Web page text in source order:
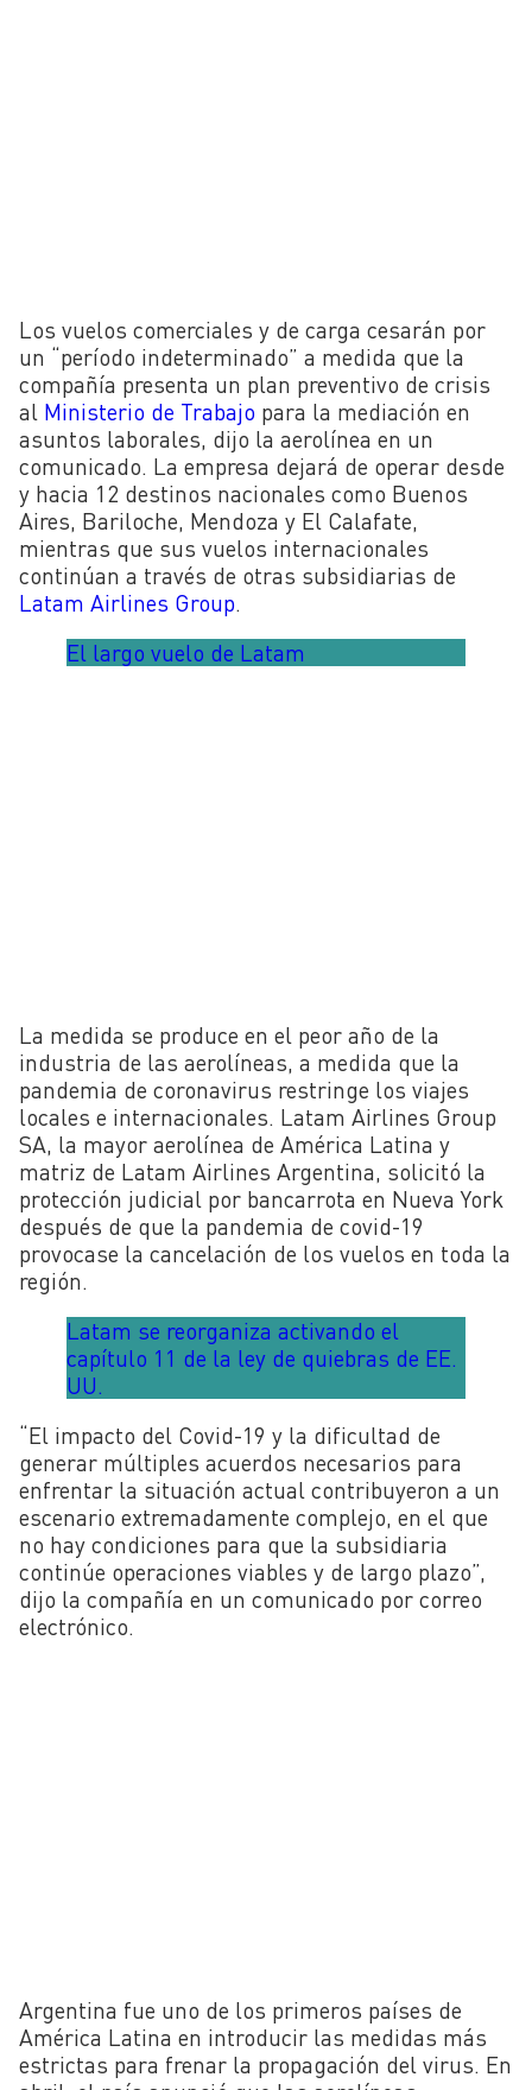
Los vuelos comerciales y de carga cesarán por
un “período indeterminado” a medida que la
compañía presenta un plan preventivo de crisis
al Ministerio de Trabajo para la mediación en
asuntos laborales, dijo la aerolínea en un
comunicado. La empresa dejará de operar desde
y hacia 12 destinos nacionales como Buenos
Aires, Bariloche, Mendoza y El Calafate,
mientras que sus vuelos internacionales
continúan a través de otras subsidiarias de
Latam Airlines Group.
El largo vuelo de Latam
La medida se produce en el peor año de la
industria de las aerolíneas, a medida que la
pandemia de coronavirus restringe los viajes
locales e internacionales. Latam Airlines Group
SA, la mayor aerolínea de América Latina y
matriz de Latam Airlines Argentina, solicitó la
protección judicial por bancarrota en Nueva York
después de que la pandemia de covid-19
provocase la cancelación de los vuelos en toda la
región.
Latam se reorganiza activando el
capítulo 11 de la ley de quiebras de EE.
UU.
“El impacto del Covid-19 y la dificultad de
generar múltiples acuerdos necesarios para
enfrentar la situación actual contribuyeron a un
escenario extremadamente complejo, en el que
no hay condiciones para que la subsidiaria
continúe operaciones viables y de largo plazo”,
dijo la compañía en un comunicado por correo
electrónico.
Argentina fue uno de los primeros países de
América Latina en introducir las medidas más
estrictas para frenar la propagación del virus. En